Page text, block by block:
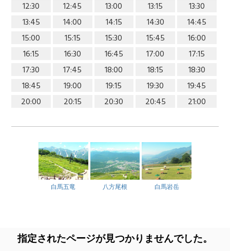
12:30
12:45 13:00 13:15
13:30
13:45
14:00 14:15 14:30
14:45
15:00
15:15 15:30 15:45
16:00
16:15
16:30 16:45 17:00
17:15
17:30
17:45 18:00 18:15
18:30
18:45
19:00 19:15 19:30
19:45
20:00
20:15 20:30 20:45 21:00
白馬五竜 八方尾根 白馬岩岳